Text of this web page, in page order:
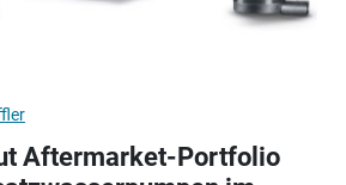
Aftermarket-Portfolio